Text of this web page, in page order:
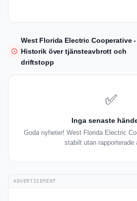
West Florida Electric Cooperative -
Historik över tjänsteavbrott och
driftstopp
✅
Inga senaste
Goda nyheter! West Florida Electric
stabilt utan rapporterade
ADVERTISEMENT